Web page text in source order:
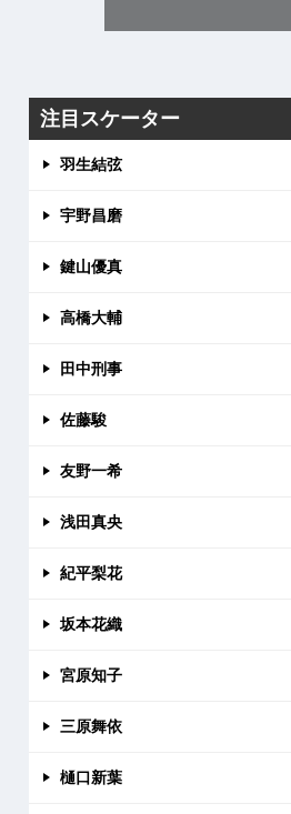
注目スケーター
羽生結弦
宇野昌磨
鍵山優真
高橋大輔
田中刑事
佐藤駿
友野一希
浅田真央
紀平梨花
坂本花織
宮原知子
三原舞依
樋口新葉